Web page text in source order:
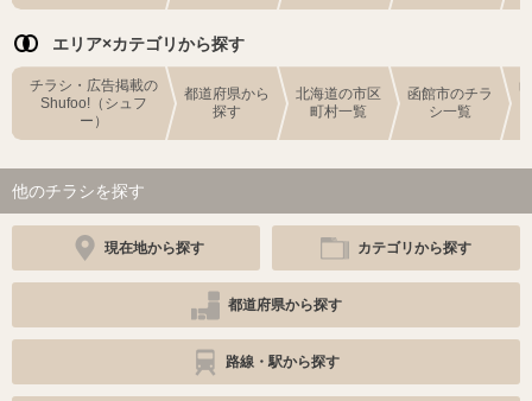
エリア×カテゴリから探す
チラシ・広告掲載の
Shufoo!（シュフ
ー）
都道府県から
探す
北海道の市区
町村一覧
函館市のチラ
シ一覧
他のチラシを探す
現在地から探す カテゴリから探す
都道府県から探す
路線・駅から探す